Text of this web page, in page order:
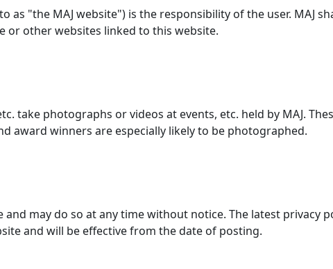
"the MAJ website") is the responsibility of the user. MAJ
other websites linked to this website.
take photographs or videos at events, etc. held by MAJ.
award winners are especially likely to be photographed.
may do so at any time without notice. The latest privacy
and will be effective from the date of posting.